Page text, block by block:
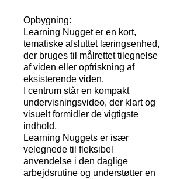
Opbygning:
Learning Nugget er en kort,
tematiske afsluttet læringsenhed,
der bruges til målrettet tilegnelse
af viden eller opfriskning af
eksisterende viden.
I centrum står en kompakt
undervisningsvideo, der klart og
visuelt formidler de vigtigste
indhold.
Learning Nuggets er især
velegnede til fleksibel
anvendelse i den daglige
arbejdsrutine og understøtter en